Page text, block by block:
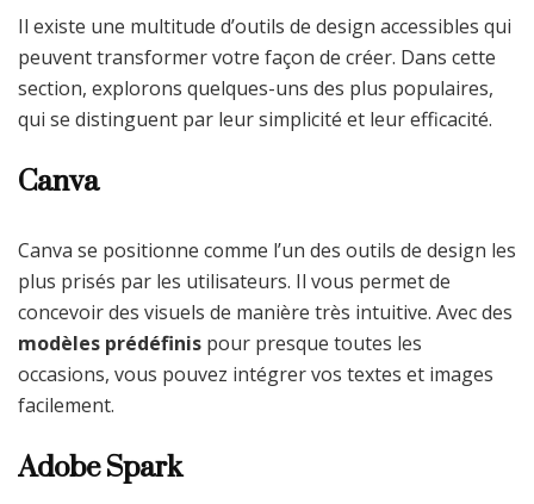
Il existe une multitude d’outils de design accessibles qui
peuvent transformer votre façon de créer. Dans cette
section, explorons quelques-uns des plus populaires,
qui se distinguent par leur simplicité et leur efficacité.
Canva
Canva se positionne comme l’un des outils de design les
plus prisés par les utilisateurs. Il vous permet de
concevoir des visuels de manière très intuitive. Avec des
modèles prédéfinis pour presque toutes les
occasions, vous pouvez intégrer vos textes et images
facilement.
Adobe Spark